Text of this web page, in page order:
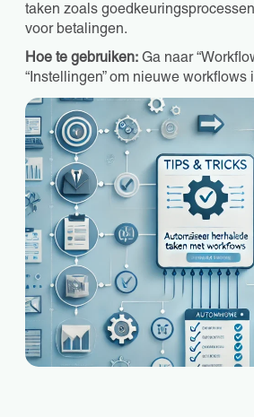
taken zoals
voor betalingen.
Hoe te gebruiken: Ga naar
“Instellingen” om nieuwe workflows